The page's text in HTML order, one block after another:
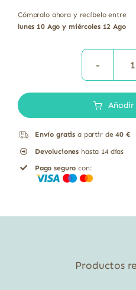
Cómpralo ahora y recíbelo entre
lunes 10 Ago y miércoles 12 Ago
Envío gratis a partir de40 €
Devoluciones hasta 14 días
Pago seguro con:
Productos